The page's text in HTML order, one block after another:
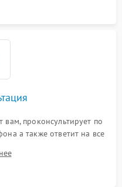
проконсультирует по
а также ответит на все